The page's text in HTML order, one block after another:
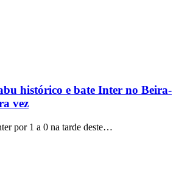
histórico e bate Inter no Beira-
vez
por 1 a 0 na tarde deste…